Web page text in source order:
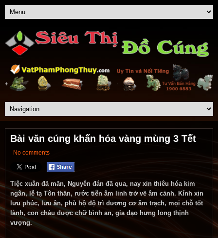
Bài văn cúng khấn hóa vàng mùng 3 Tết
No comments
Tiệc xuân đã mãn, Nguyên đán đã qua, nay xin thiêu hóa kim
ngân, lễ tạ Tôn thần, rước tiễn âm linh trở về âm cảnh. Kính xin
lưu phúc, lưu ân, phù hộ độ trì dương cơ âm trạch, mọi chỗ tốt
lành, con cháu được chữ bình an, gia đạo hưng long thịnh
vượng.